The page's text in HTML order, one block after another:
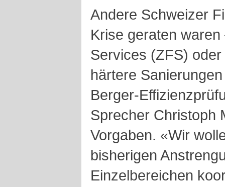
Andere Schweizer
Krise geraten
Services (ZFS)
härtere
Berger-
Sprecher Christoph
Vorgaben. «Wir
bisherigen
Einzelbereichen